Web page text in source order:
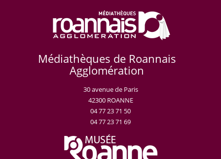
Médiathèques de Roannais
Agglomération
30 avenue de Paris
42300 ROANNE
04 77 23 71 50
04 77 23 71 69